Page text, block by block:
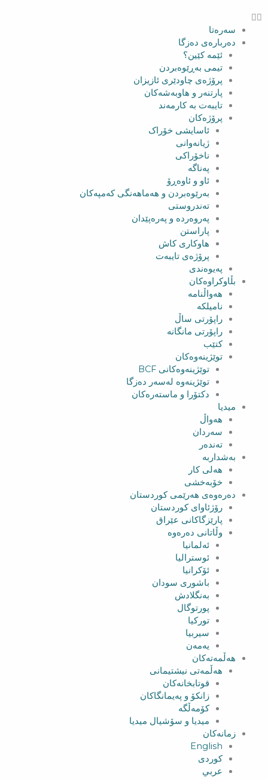
سەرەتا
دەربارەی دەزگا
ئێمە کێین؟
تیمی بەڕێوەبردن
پرۆژەی چاودێری ئازیزان
پارتنەر و هاوبەشەکان
تایبەت بە کارمەند
پرۆژەکان
ئاسایشی خۆراک
ژیانەوانی
ناخۆراکی
پەناگە
ئاو و ئاوەڕۆ
بەرێوەبردن و هەماهەنگی کەمپەکان
تەندروستی
پەروەردە و پەرەپێدان
پاراستن
هاوکاری کاش
پرۆژەی تایبەت
پەیوەندی
بڵاوکراوەکان
هەواڵنامە
نامیلکە
راپۆرتی ساڵ
راپۆرتی مانگانە
کتێب
توێژینەوەکان
توێژینەوەکانی BCF​
توێژینەوە لەسەر دەزگا
دکتۆرا و ماستەرەکان
میدیا
‌‌هەواڵ
سه‌ردان
تەندەر
بەشداربە
هەلی کار
خۆبەخشی
دەرەوەی هەرێمی کوردستان
رۆژئاوای کوردستان
پارێزگاکانی عێراق
وڵاتانی دەرەوە
ئەلمانیا
ئوسترالیا
ئۆکرانیا
باشوری سودان
بەنگلادش
پورتوگال
تورکیا
سیربیا
یەمەن
هەڵمەتەکان
هەڵمەتی نیشتیمانی
قوتابخانەکان
زانکۆ و پەیمانگاکان
کۆمەڵگە
میدیا و سۆشیال میدیا
زمانەکان
English
کوردی
عربي